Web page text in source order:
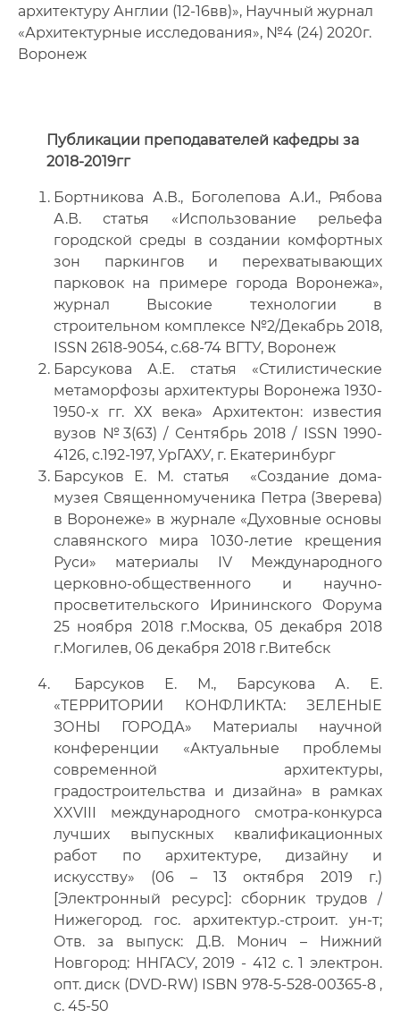
архитектуру Англии (12-16вв)», Научный журнал
«Архитектурные исследования», №4 (24) 2020г.
Воронеж
Публикации преподавателей кафедры за
2018-2019гг
Бортникова А.В., Боголепова А.И., Рябова
А.В. статья «Использование рельефа
городской среды в создании комфортных
зон паркингов и перехватывающих
парковок на примере города Воронежа»,
журнал Высокие технологии в
строительном комплексе №2/Декабрь 2018,
ISSN 2618-9054, с.68-74 ВГТУ, Воронеж
Барсукова А.Е. статья «Стилистические
метаморфозы архитектуры Воронежа 1930-
1950-х гг. ХХ века» Архитектон: известия
вузов №3(63) / Сентябрь 2018 / ISSN 1990-
4126, с.192-197, УрГАХУ, г. Екатеринбург
Барсуков Е. М. статья «Создание дома-
музея Священномученика Петра (Зверева)
в Воронеже» в журнале «Духовные основы
славянского мира 1030-летие крещения
Руси» материалы IV Международного
церковно-общественного и научно-
просветительского Ирининского Форума
25 ноября 2018 г.Москва, 05 декабря 2018
г.Могилев, 06 декабря 2018 г.Витебск
Барсуков Е. М., Барсукова А. Е.
«ТЕРРИТОРИИ КОНФЛИКТА: ЗЕЛЕНЫЕ
ЗОНЫ ГОРОДА» Материалы научной
конференции «Актуальные проблемы
современной архитектуры,
градостроительства и дизайна» в рамках
XXVIII международного смотра-конкурса
лучших выпускных квалификационных
работ по архитектуре, дизайну и
искусству» (06 – 13 октября 2019 г.)
[Электронный ресурс]: сборник трудов /
Нижегород. гос. архитектур.-строит. ун-т;
Отв. за выпуск: Д.В. Монич – Нижний
Новгород: ННГАСУ, 2019 - 412 с. 1 электрон.
опт. диск (DVD-RW) ISBN 978-5-528-00365-8 ,
с. 45-50